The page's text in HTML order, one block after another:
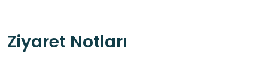
Ziyaret Notları